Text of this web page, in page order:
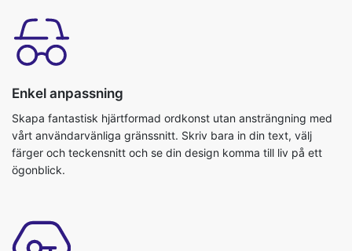
Enkel anpassning
Skapa fantastisk hjärtformad ordkonst utan ansträngning med
vårt användarvänliga gränssnitt. Skriv bara in din text, välj
färger och teckensnitt och se din design komma till liv på ett
ögonblick.